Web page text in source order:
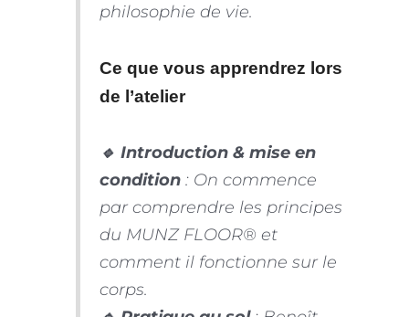
philosophie de vie.
Ce que vous apprendrez lors
de l’atelier
🔹 Introduction & mise en
condition: On commence
par comprendre les principes
du MUNZ FLOOR® et
comment il fonctionne sur le
corps.